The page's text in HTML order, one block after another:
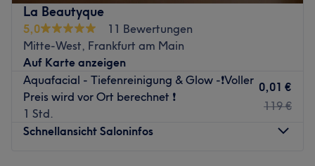
La Beautyque
5,0
11 Bewertungen
Mitte-West, Frankfurt am Main
Auf Karte anzeigen
Aquafacial - Tiefenreinigung & Glow -❗️Voller
Preis wird vor Ort berechnet ❗️
1 Std.
0,01 €
119 €
Schnellansicht Saloninfos